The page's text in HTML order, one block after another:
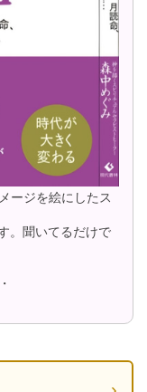
ージを絵にしたス
。聞いてるだけで
・